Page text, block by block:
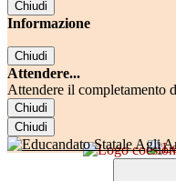
Chiudi
Informazione
Chiudi
Attendere...
Attendere il completamento
Chiudi
Chiudi